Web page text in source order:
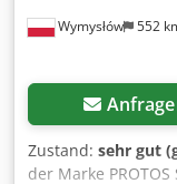
Wymysłów 552
Zustand: sehr gut
der Marke